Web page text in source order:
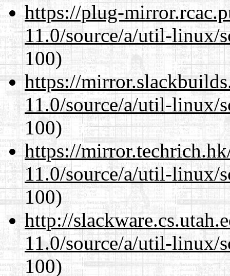
https://plug-
11.0/source/a/util-linux/
100)
https://
11.0/source/a/util-linux/
100)
https://
11.0/source/a/util-linux/
100)
http://
11.0/source/a/util-linux/
100)